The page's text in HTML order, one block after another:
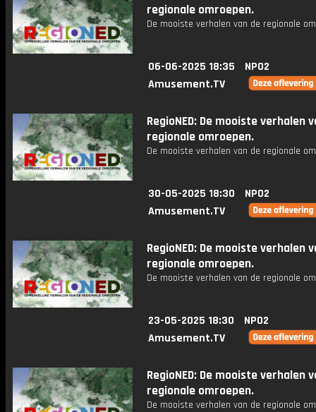
regionale omroepen.
De mooiste verhalen van de regionale
06-06-2025 18:35
NPO2
Amusement.TV
RegioNED: De mooiste verhalen
regionale omroepen.
De mooiste verhalen van de regionale
30-05-2025 18:30
NPO2
Amusement.TV
RegioNED: De mooiste verhalen
regionale omroepen.
De mooiste verhalen van de regionale
23-05-2025 18:30
NPO2
Amusement.TV
RegioNED: De mooiste verhalen
regionale omroepen.
De mooiste verhalen van de regionale